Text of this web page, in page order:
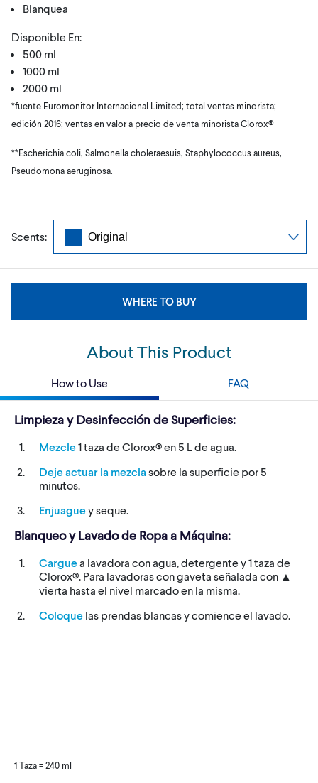
Blanquea
Disponible En:
500 ml
1000 ml
2000 ml
*fuente Euromonitor Internacional Limited; total ventas minorista;
edición 2016; ventas en valor a precio de venta minorista Clorox®
**Escherichia coli, Salmonella choleraesuis, Staphylococcus aureus,
Pseudomona aeruginosa.
Scents:
WHERE TO BUY
About This Product
How to Use FAQ
Limpieza y Desinfección de Superficies:
Mezcle1 taza de Clorox® en 5 L de agua.
Deje actuar la mezcla sobre la superficie por 5
minutos.
Enjuaguey seque.
Blanqueo y Lavado de Ropa a Máquina:
Carguea lavadora con agua, detergente y 1 taza de
Clorox®. Para lavadoras con gaveta señalada con ▲
vierta hasta el nivel marcado en la misma.
Coloque las prendas blancas y comience el lavado.
1 Taza = 240 ml